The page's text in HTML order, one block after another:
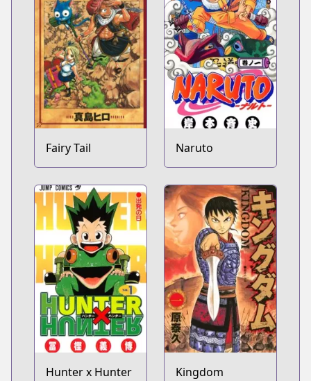
Fairy Tail Naruto
Hunter x Hunter Kingdom